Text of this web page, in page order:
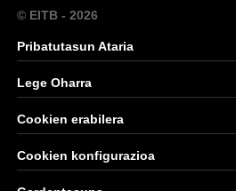
© EITB - 2026
Pribatutasun Ataria
Lege Oharra
Cookien erabilera
Cookien konfigurazioa